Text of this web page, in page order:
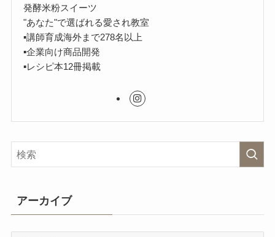
発酵米粉スイーツ
"あなた"で選ばれる愛され教室
▪︎講師育成海外まで278名以上
▪︎企業向け商品開発
▪︎レシピ本12冊掲載
アーカイブ